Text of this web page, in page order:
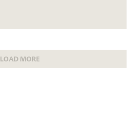
LOAD MORE